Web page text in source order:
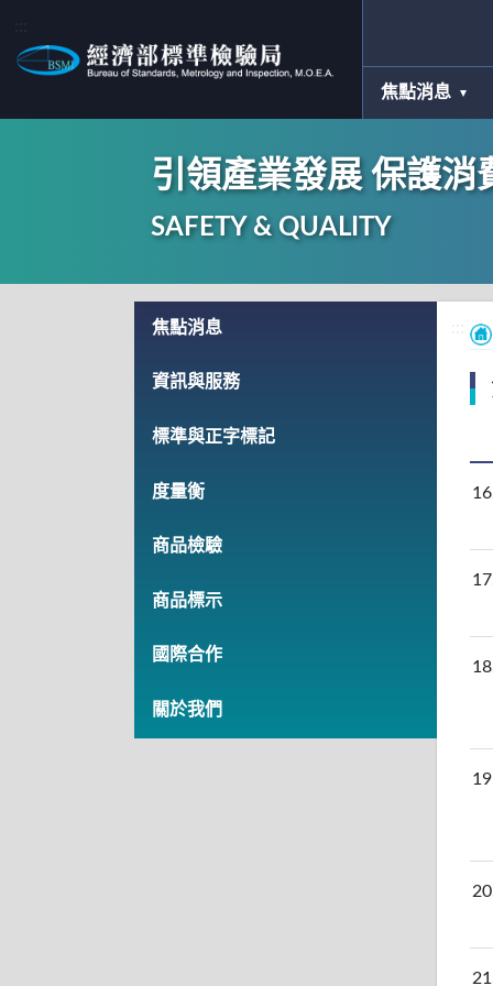
焦點消息
引領產業發展 保護消
SAFETY & QUALITY
焦點消息
資訊與服務
標準與正字標記
度量衡
商品檢驗
商品標示
國際合作
關於我們
16
17
18
19
20
21